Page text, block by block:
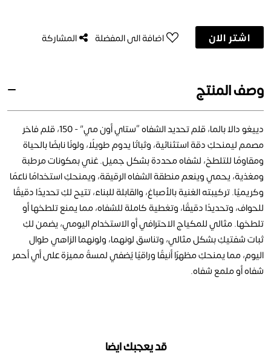
اشتر الان اضافة الى المفضلة المشاركة
وصف المنتج
دييغو دالا بالما، قلم تحديد الشفاه “ستاي أون مي” - 150، قلم فاخر
مصمم ليمنحكِ دقة استثنائية، وثباتًا يدوم طويلًا، ولونًا نابضًا بالحياة
ومقاومًا للتلطخ، لشفاه محددة بشكل جميل. غني بمكونات مرطبة
ومغذية، يحمي وينعم منطقة الشفاه الرقيقة، ويمنحكِ استخدامًا ناعمًا
وكريميًا. تركيبته الغنية بالأصباغ، والقابلة للبناء، تتيح لكِ تحديدًا دقيقًا
للحواف، وتحديدًا دقيقًا، وتغطية كاملة للشفاه، مما يمنع تلطخها أو
تلطخها. مثالي للمكياج الاحترافي أو الاستخدام اليومي، يضمن لكِ
ثبات شفتيكِ بشكل مثالي، وتناسق لونهما، ولونهما الزاهي طوال
اليوم، مما يمنحكِ مظهرًا أنيقًا وراقيًا يُضفي لمسةً مميزة على أي أحمر
شفاه أو ملمع شفاه.
قد يعجبك ايضا